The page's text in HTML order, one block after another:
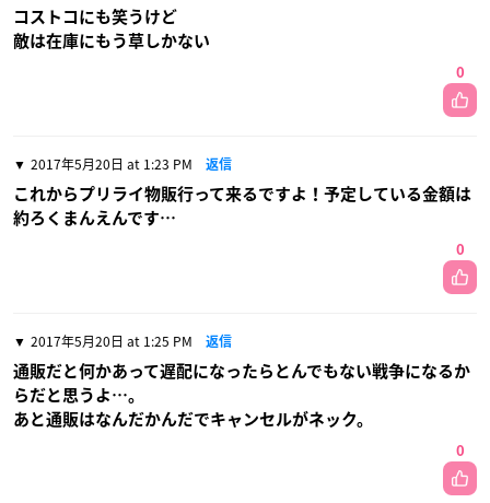
コストコにも笑うけど
敵は在庫にもう草しかない
0
2017年5月20日 at 1:23 PM 返信
これからプリライ物販行って来るですよ！予定している金額は
約ろくまんえんです…
0
2017年5月20日 at 1:25 PM 返信
通販だと何かあって遅配になったらとんでもない戦争になるか
らだと思うよ…。
あと通販はなんだかんだでキャンセルがネック。
0